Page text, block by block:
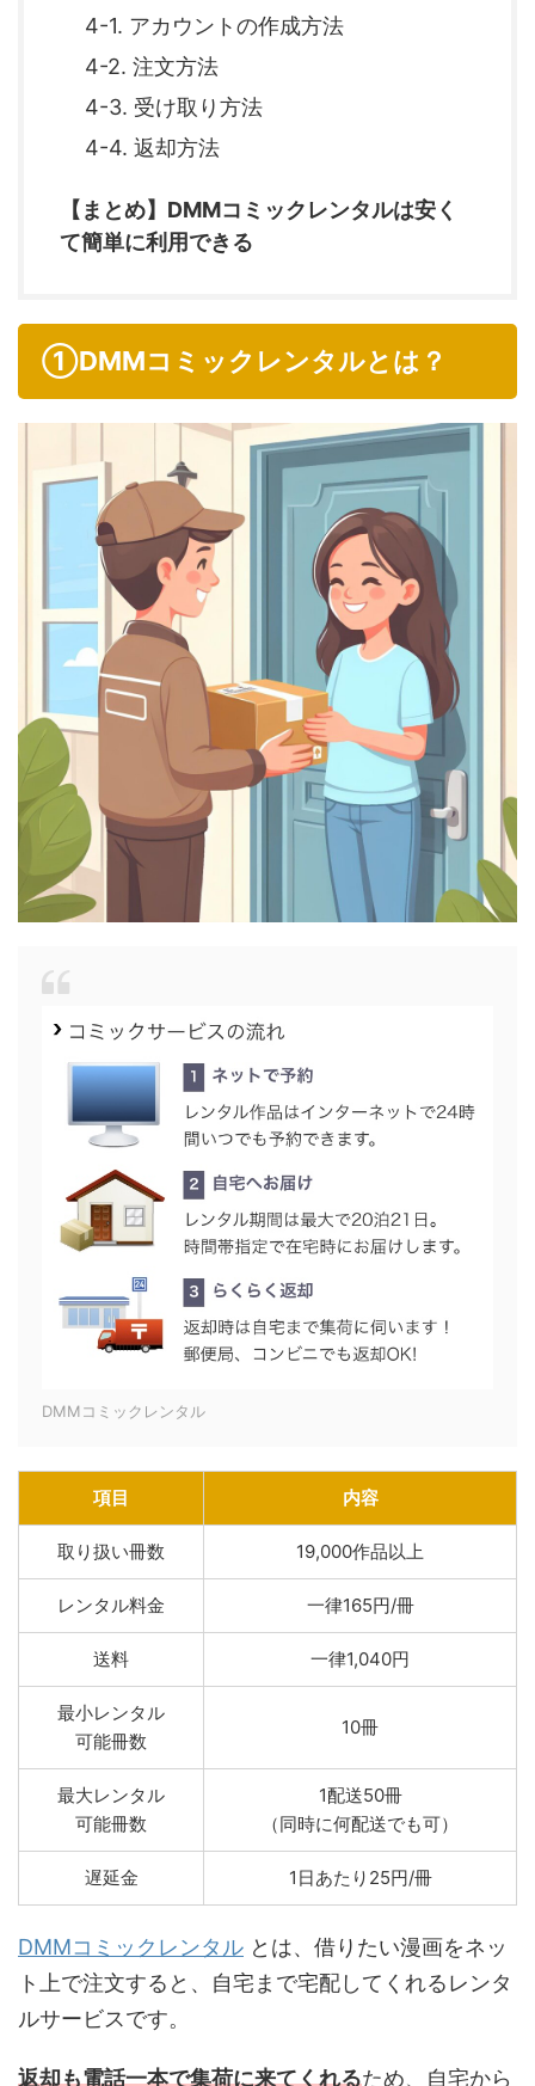
4-1. アカウントの作成方法
4-2. 注文方法
4-3. 受け取り方法
4-4. 返却方法
【まとめ】DMMコミックレンタルは安く
て簡単に利用できる
①DMMコミックレンタルとは？
DMMコミックレンタル
項目 内容
取り扱い冊数 19,000作品以上
レンタル料金 一律165円/冊
送料 一律1,040円
最小レンタル
可能冊数
10冊
最大レンタル
可能冊数
1配送50冊
（同時に何配送でも可）
遅延金 1日あたり25円/冊
DMMコミックレンタル とは、借りたい漫画をネッ
ト上で注文すると、自宅まで宅配してくれるレンタ
ルサービスです。
返却も電話一本で集荷に来てくれるため、自宅から